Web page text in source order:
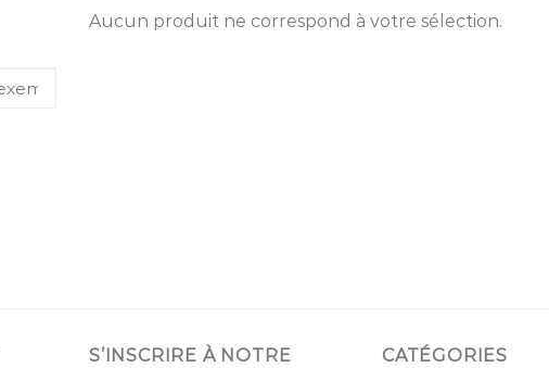
Aucun produit ne correspond à votre sélection.
S’INSCRIRE À NOTRE
CATÉGORIES